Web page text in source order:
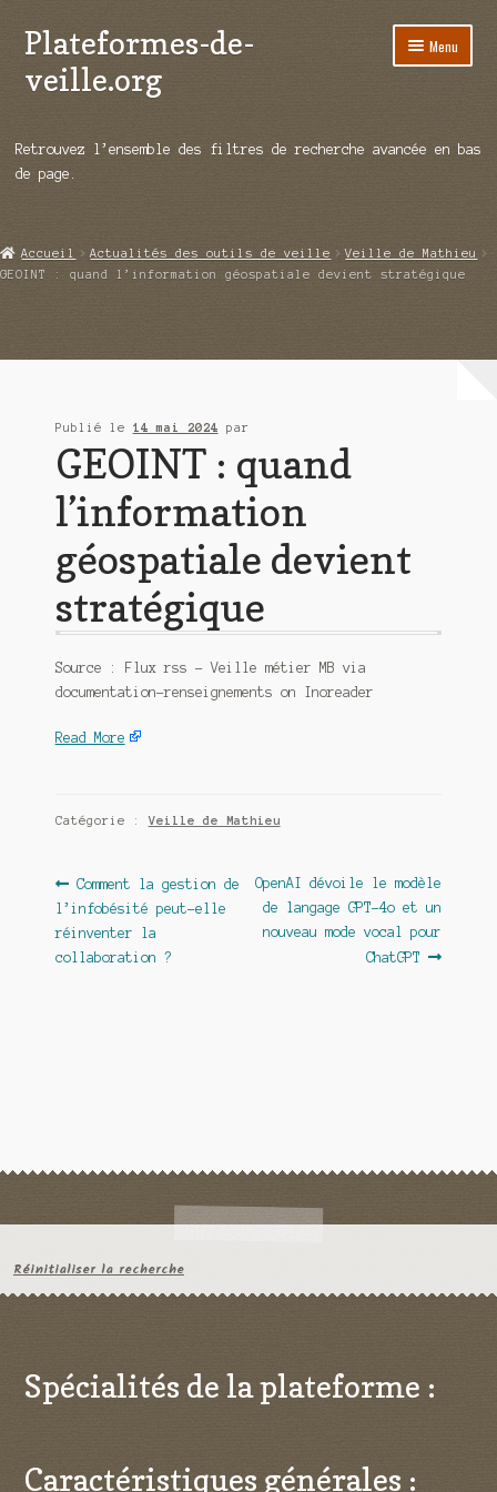
Aller
à
la
Aller
au
contenu
Plateformes-de-
veille.org
Menu
Répertoire d’ouitils
Démos vidéos
Ouvrir
Retrouvez l’ensemble des filtres de recherche avancée en bas
de page.
Accueil Actualités des outils de veille
Veille de Mathieu
GEOINT : quand l’information géospatiale devient stratégique
Publié le 14 mai 2024 par
GEOINT : quand
l’information
géospatiale devient
stratégique
Source : Flux rss – Veille métier MB via
documentation-renseignements on Inoreader
Read More
Catégorie :Veille de Mathieu
Navigation
de
l’article
Article
précédent :
Comment la gestion de
l’infobésité peut-elle
réinventer la
collaboration ?
Article
suivant :
OpenAI dévoile le modèle
de langage GPT-4o et un
nouveau mode vocal pour
ChatGPT
Réinitialiser la recherche
Spécialités de la plateforme :
Caractéristiques générales :